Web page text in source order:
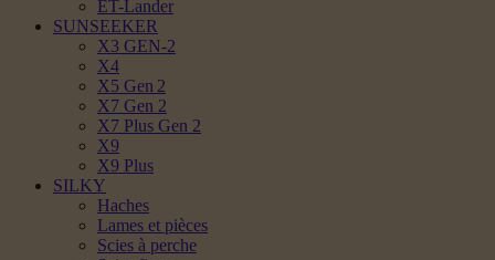
ET-Lander
SUNSEEKER
X3 GEN-2
X4
X5 Gen 2
X7 Gen 2
X7 Plus Gen 2
X9
X9 Plus
SILKY
Haches
Lames et pièces
Scies à perche